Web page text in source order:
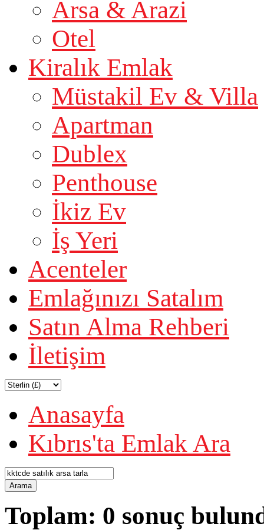
Arsa & Arazi
Otel
Kiralık Emlak
Müstakil Ev & Villa
Apartman
Dublex
Penthouse
İkiz Ev
İş Yeri
Acenteler
Emlağınızı Satalım
Satın Alma Rehberi
İletişim
Anasayfa
Kıbrıs'ta Emlak Ara
Arama
Toplam: 0 sonuç